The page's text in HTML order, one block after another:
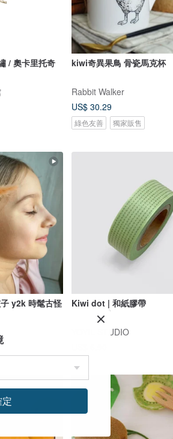
/ 奧卡里托奇
kiwi奇異果鳥 骨瓷馬克杯
Rabbit Walker
US$ 30.29
綠色友善 獨家販售
y2k 時髦古怪
Kiwi dot | 和紙膠帶
YOYIL STUDIO